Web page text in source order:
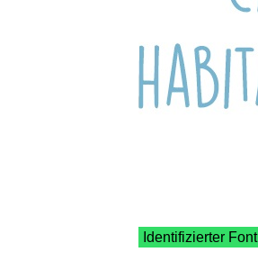
Identifizierter Font